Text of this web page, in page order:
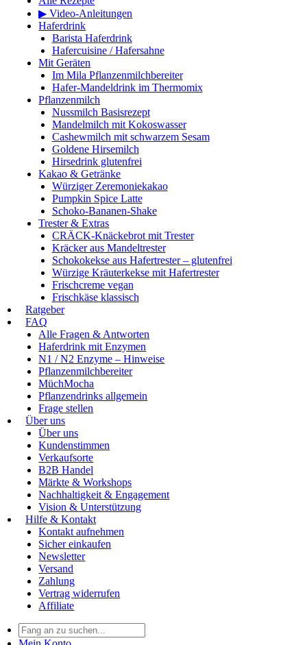
▶ Video-Anleitungen
Haferdrink
Barista Haferdrink
Hafercuisine / Hafersahne
Mit Geräten
Im Mila Pflanzenmilchbereiter
Hafer-Mandeldrink im Thermomix
Pflanzenmilch
Nussmilch Basisrezept
Mandelmilch mit Kokoswasser
Cashewmilch mit schwarzem Sesam
Goldene Hirsemilch
Hirsedrink glutenfrei
Kakao & Getränke
Würziger Zeremoniekakao
Pumpkin Spice Latte
Schoko-Bananen-Shake
Trester & Extras
CRÄCK-Knäckebrot mit Trester
Kräcker aus Mandeltrester
Schokokekse aus Hafertrester – glutenfrei
Würzige Kräuterkekse mit Hafertrester
Frischcreme vegan
Frischkäse klassisch
Ratgeber
FAQ
Alle Fragen & Antworten
Haferdrink mit Enzymen
N1 / N2 Enzyme – Hinweise
Pflanzenmilchbereiter
MüchMocha
Pflanzendrinks allgemein
Frage stellen
Über uns
Über uns
Kundenstimmen
Verkaufsorte
B2B Handel
Märkte & Workshops
Nachhaltigkeit & Engagement
Vision & Unterstützung
Hilfe & Kontakt
Kontakt aufnehmen
Sicher einkaufen
Newsletter
Versand
Zahlung
Vertrag widerrufen
Affiliate